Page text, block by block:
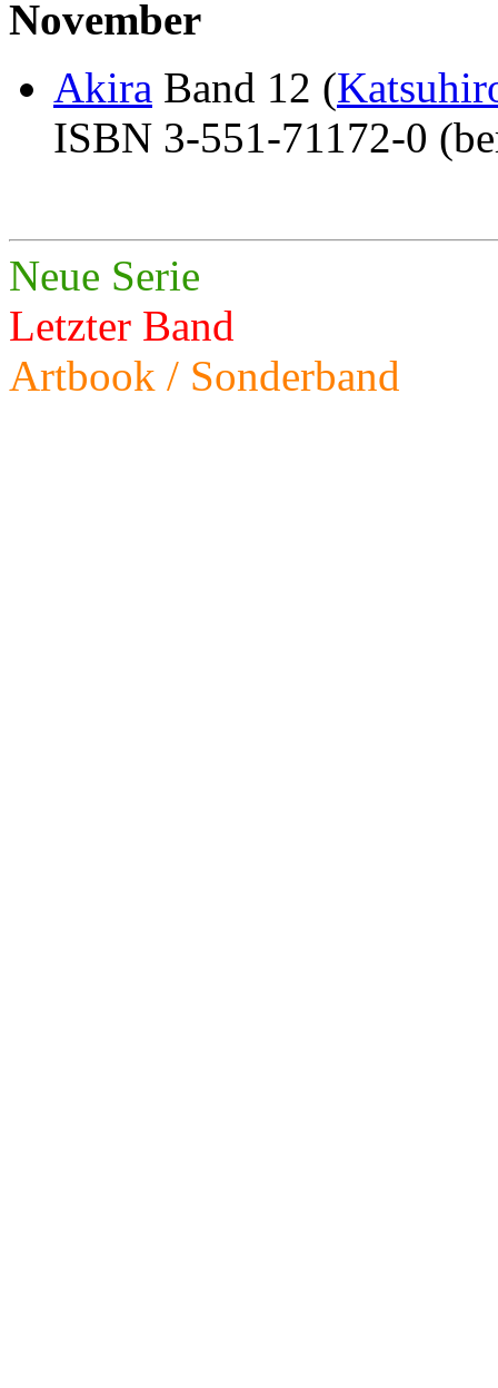
November
Akira Band 12 (
ISBN 3-551-71172-0
Neue Serie
Letzter Band
Artbook / Sonderband